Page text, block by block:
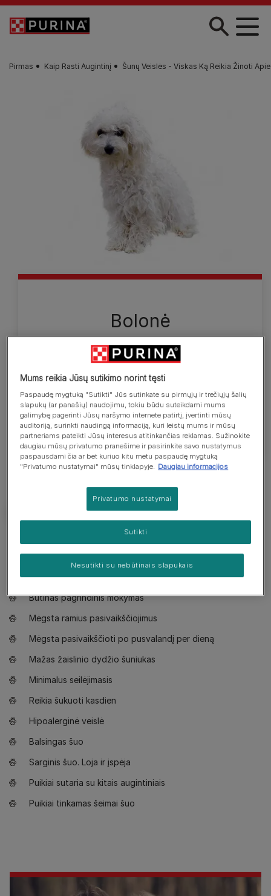
Pereiti į pagrindinį turinį
Pirmas Kaip Rasti Augintinį Šunų Veislės - Viskas Ką Reikia Žinoti
Bolonė
Bolonės yra žaislinių šunų veislė, labai primenanti
Maltos bišonus. Tai raumeningi maži šunys ilgu
baltu kailiu, dengiančiu visą galvą ir kūną. Suaugę
patinai yra 27–30,5 cm ūgio, o patelės užauga iki
25,5–28 cm. Visiškai suaugusios bolonės sveria 3–
4 kg.
Verta žinoti
Nepatyrusiems šeimininkams tinkamas šuo
Būtinas pagrindinis mokymas
Mėgsta ramius pasivaikščiojimus
Mėgsta pasivaikščioti po pusvalandį per dieną
Mažas žaislinio dydžio šuniukas
Minimalus seilėjimasis
Reikia šukuoti kasdien
Hipoalerginė veislė
Balsingas šuo
Sarginis šuo. Loja ir įspėja
Puikiai sutaria su kitais augintiniais
Puikiai tinkamas šeimai šuo
Mums reikia Jūsų sutikimo norint tęsti
Paspaudę mygtuką "Sutikti" Jūs sutinkate su pirmųjų ir trečiųjų šalių
slapukų (ar panašių) naudojimu, tokiu būdu suteikdami mums
galimybę pagerinti Jūsų naršymo internete patirtį, įvertinti mūsų
auditoriją, surinkti naudingą informaciją, kuri leistų mums ir mūsų
partneriams pateikti Jūsų interesus atitinkančias reklamas. Sužinokite
daugiau mūsų privatumo pranešime ir pasirinkite savo nustatymus
paspausdami čia ar bet kuriuo kitu metu paspaudę mygtuką
"Privatumo nustatymai" mūsų tinklapyje.
Daugiau informacijos
Privatumo nustatymai
Nesutikti su nebūtinais slapukais
Sutikti